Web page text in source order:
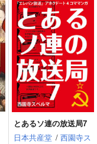
とあるソ連の放送局7
日本共産堂 / 西園寺ス